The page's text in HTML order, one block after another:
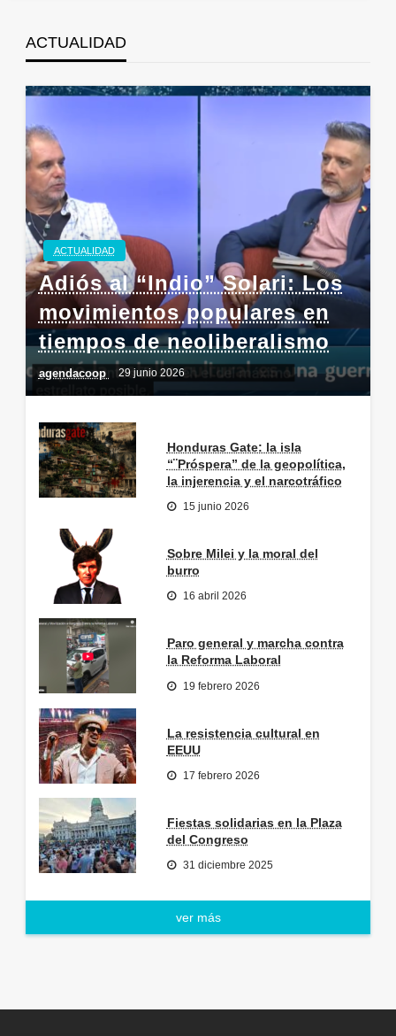
ACTUALIDAD
ACTUALIDAD
Adiós al “Indio” Solari: Los
movimientos populares en
tiempos de neoliberalismo
agendacoop 29 junio 2026
Honduras Gate: la isla
“¨Próspera” de la geopolítica,
la injerencia y el narcotráfico
15 junio 2026
Sobre Milei y la moral del
burro
16 abril 2026
Paro general y marcha contra
la Reforma Laboral
19 febrero 2026
La resistencia cultural en
EEUU
17 febrero 2026
Fiestas solidarias en la Plaza
del Congreso
31 diciembre 2025
ver más